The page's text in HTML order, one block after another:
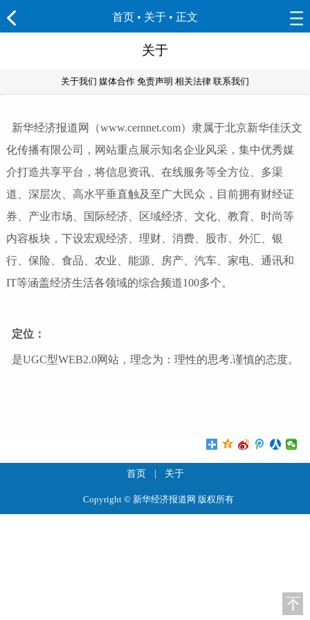
首页 • 关于 • 正文
关于
关于我们 媒体合作 免责声明 相关法律 联系我们
新华经济报道网（www.cernnet.com）隶属于北京新华佳沃文
化传播有限公司，网站重点展示知名企业风采，集中优秀媒
介打造共享平台，将信息资讯、在线服务等全方位、多渠
道、深层次、高水平垂直触及至广大民众，目前拥有财经证
券、产业市场、国际经济、区域经济、文化、教育、时尚等
内容板块，下设宏观经济、理财、消费、股市、外汇、银
行、保险、食品、农业、能源、房产、汽车、家电、通讯和
IT等涵盖经济生活各领域的综合频道100多个。
定位：
是UGC型WEB2.0网站，理念为：理性的思考.谨慎的态度。
首页 关于
Copyright © 新华经济报道网 版权所有